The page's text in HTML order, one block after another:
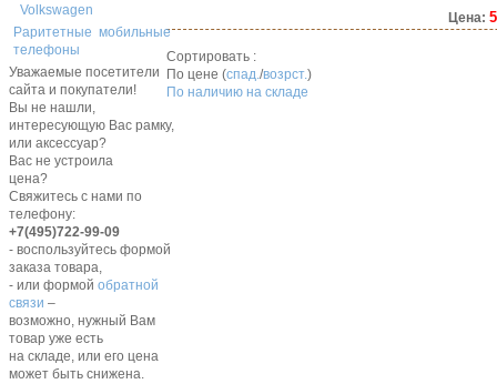
Volkswagen
Раритетные мобильные
телефоны
Уважаемые посетители
сайта и покупатели!
Вы не нашли,
интересующую Вас рамку,
или аксессуар?
Вас не устроила
цена?
Свяжитесь с нами по
телефону:
+7(495)722-99-09
- воспользуйтесь формой
заказа товара,
- или формой обратной
связи –
возможно, нужный Вам
товар уже есть
на складе, или его цена
может быть снижена.
Цена:
Сортировать :
По цене (спад./возрст.)
По наличию на складе